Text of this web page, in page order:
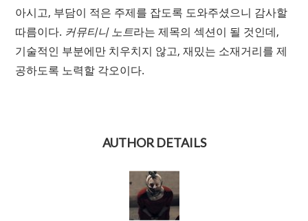
아시고, 부담이 적은 주제를 잡도록 도와주셨으니 감사할
따름이다. 커뮤티니 노트라는 제목의 섹션이 될 것인데,
기술적인 부분에만 치우치지 않고, 재밌는 소재거리를 제
공하도록 노력할 각오이다.
AUTHOR DETAILS